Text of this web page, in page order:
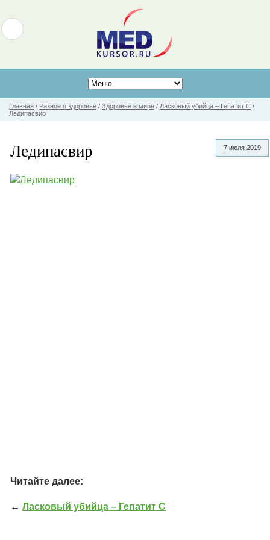
Главная / Разное о здоровье / Здоровье в мире / Ласковый убийца – Гепатит С /
Ледипасвир
7 июля 2019
Ледипасвир
Читайте далее:
←Ласковый убийца – Гепатит С